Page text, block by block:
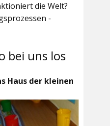
die Welt?
-
bei uns los
Haus der kleinen